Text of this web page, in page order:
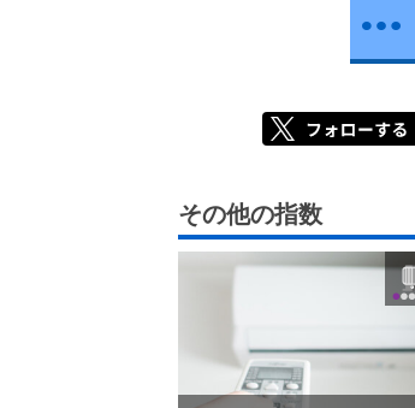
その他の指数